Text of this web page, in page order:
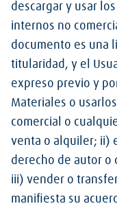
descargar y usar
internos no
documento es una
titularidad, y el
expreso previo y
Materiales o
comercial o
venta o alquiler; ii)
derecho de autor o
iii) vender o
manifiesta su